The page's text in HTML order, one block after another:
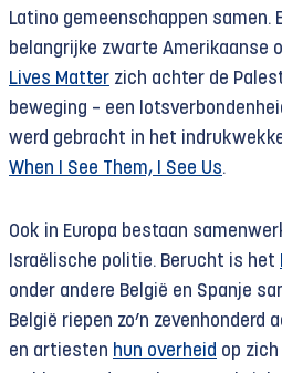
Latino gemeenschappen samen.
belangrijke zwarte Amerikaanse
Lives Matter zich achter de
beweging – een
werd gebracht in het
When I See Them, I See Us.
Ook in Europa bestaan
Israëlische politie. Berucht is het
onder andere België en Spanje
België riepen zo’n zevenhonderd
en artiesten hun overheid op